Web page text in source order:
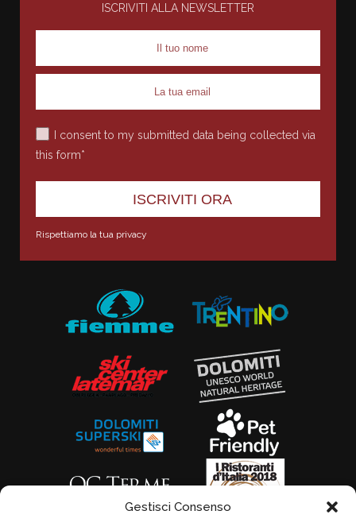
Gestisci Consenso
ISCRIVITI ALLA NEWSLETTER
I consent to my submitted data being collected via
this form*
Rispettiamo la tua privacy